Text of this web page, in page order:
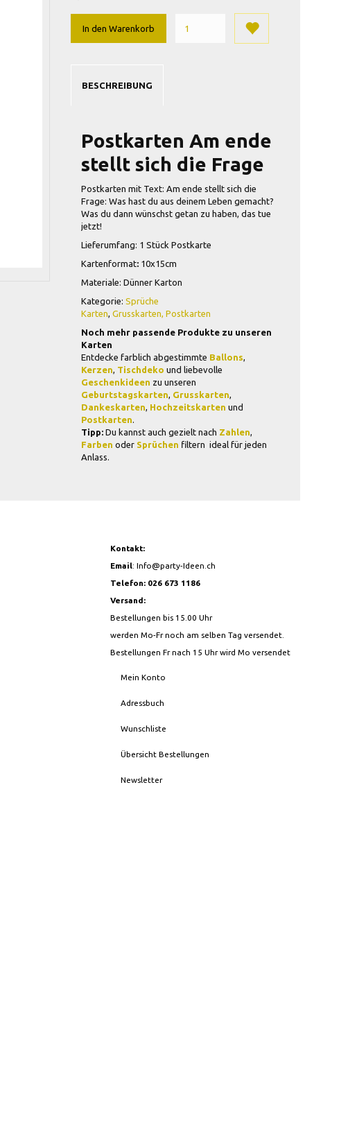
In den Warenkorb
BESCHREIBUNG
Postkarten Am ende
stellt sich die Frage
Postkarten mit Text: Am ende stellt sich die
Frage: Was hast du aus deinem Leben gemacht?
Was du dann wünschst getan zu haben, das tue
jetzt!
Lieferumfang: 1 Stück Postkarte
Kartenformat:10x15cm
Materiale: Dünner Karton
Kategorie: Sprüche
Karten Grusskarten, Postkarten
Noch mehr passende Produkte zu unseren
Karten
Entdecke farblich abgestimmte Ballons
Kerzen Tischdeko und liebevolle
Geschenkideen zu unseren
Geburtstagskarten Grusskarten
Dankeskarten Hochzeitskarten und
Postkarten
Tipp:Du kannst auch gezielt nach Zahlen
Farben oder Sprüchen filtern  ideal für jeden
Anlass.
Kontakt:
Email:Info@party-Ideen.ch
Telefon: 026 673 1186
Versand:
Bestellungen bis 15.00 Uhr
werden Mo-Fr noch am selben Tag versendet.
Bestellungen Fr nach 15 Uhr wird Mo versendet
Mein Konto
Adressbuch
Wunschliste
Übersicht Bestellungen
Newsletter